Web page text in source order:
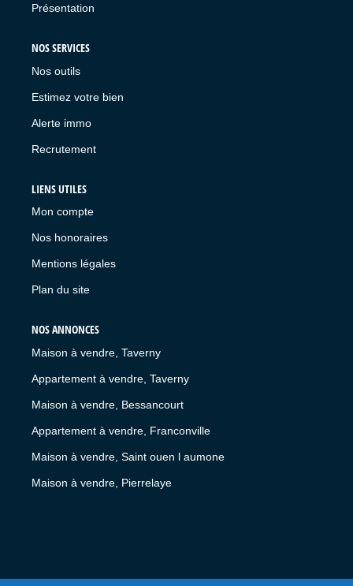
Présentation
NOS SERVICES
Nos outils
Estimez votre bien
Alerte immo
Recrutement
LIENS UTILES
Mon compte
Nos honoraires
Mentions légales
Plan du site
NOS ANNONCES
Maison à vendre, Taverny
Appartement à vendre, Taverny
Maison à vendre, Bessancourt
Appartement à vendre, Franconville
Maison à vendre, Saint ouen l aumone
Maison à vendre, Pierrelaye